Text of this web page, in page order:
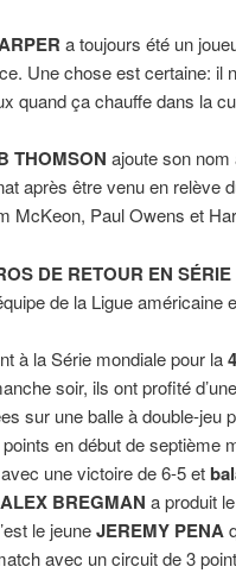
a toujours été un
Une chose est certaine: il
quand ça chauffe dans la
THOMSON ajoute son nom
après être venu en relève
McKeon, Paul Owens et
DE RETOUR EN
de la Ligue américaine
à la Série mondiale pour la
soir, ils ont profité
sur une balle à double-jeu
en début de septième
une victoire de 6-5 et
ALEX BREGMAN a produit
le jeuneJEREMY PENA
avec un circuit de 3